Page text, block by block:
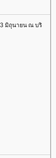
3 มิถุนายน ณ บริ​